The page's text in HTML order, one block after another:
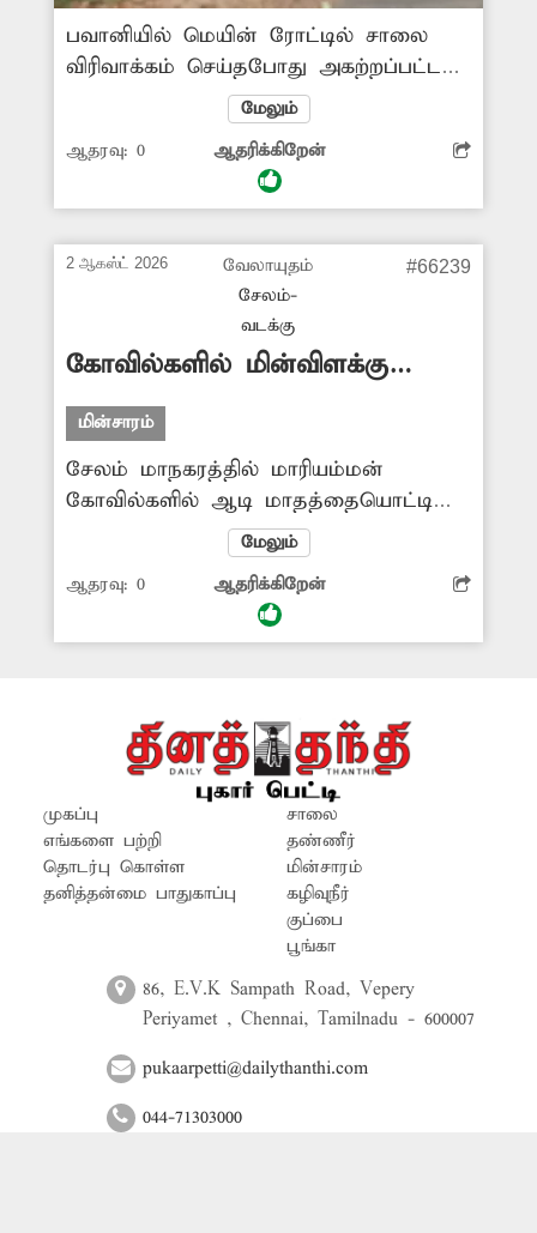
பவானியில் மெயின் ரோட்டில் சாலை
விரிவாக்கம் செய்தபோது அகற்றப்பட்ட
மின் கம்பங்கள் நடை பாதை ஓரத்தில்
வைக்கப்பட்டன. ஆனால் 4 மாதங்கள்
ஆகியும் அந்த மின்கம்பங்கள்
அப்புறப்படுத்தப்படவில்லை. இதனால்
ஏற்பட்டுள்ளது. மின்கம்பங்களை அகற்ற
அதிகாரிகள் நடவடிக்கை எடுக்க முன்வர
மேலும்
ஆதரவு: 0 ஆதரிக்கிறேன்
2 ஆகஸ்ட் 2026
வேலாயுதம்
சேலம்-
வடக்கு
#66239
கோவில்களில் மின்விளக்கு
எரியவில்லை
மின்சாரம்
சேலம் மாநகரத்தில் மாரியம்மன்
கோவில்களில் ஆடி மாதத்தையொட்டி
அதிகாலையில் திருமணமாகாத
பெண்கள் அம்மனுக்கு தண்ணீர் ஊற்றி
வணங்குவது வழக்கம். ஆனால்
மாநகரில் உள்ள கோவில்களில்
வந்து செல்கின்றனர். எனவே பெண்கள்
பாதுகாப்பு கருதி சம்பந்தப்பட்ட
அதிகாரிகள் ஆய்வு செய்து
கோவில்களில் மின்விளக்குகள் எரிய
செய்ய வேண்டும்.
மேலும்
ஆதரவு: 0 ஆதரிக்கிறேன்
முகப்பு
எங்களை பற்றி
தொடர்பு கொள்ள
தனித்தன்மை பாதுகாப்பு
சாலை
தண்ணீர்
மின்சாரம்
கழிவுநீர்
குப்பை
பூங்கா
86, E.V.K Sampath Road, Vepery
Periyamet , Chennai, Tamilnadu - 600007
pukaarpetti@dailythanthi.com
044-71303000